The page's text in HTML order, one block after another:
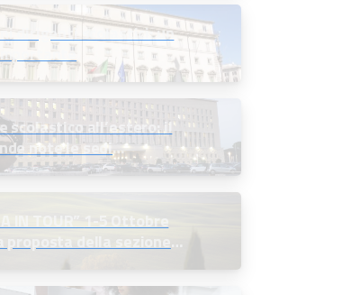
dirigenti scolastici: un
scolastico all’estero: il
note le sedi
e indice le selezioni